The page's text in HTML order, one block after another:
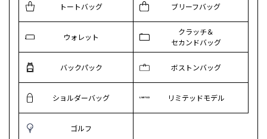
トートバッグ ブリーフバッグ
ウォレット
クラッチ＆
セカンドバッグ
バックパック ボストンバッグ
ショルダーバッグ リミテッドモデル
ゴルフ